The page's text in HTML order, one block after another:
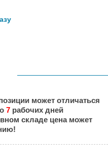
может отличаться
7 рабочих дней
складе цена может